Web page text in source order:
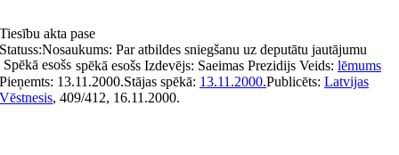
Tiesību akta pase
Nosaukums: Par atbildes sniegšanu uz deputātu jautājumu
Statuss:
Spēkā esošs spēkā esošs Izdevējs: Saeimas Prezidijs Veids: lēmums
Pieņemts: 13.11.2000.Stājas spēkā: 13.11.2000.Publicēts: Latvijas
Vēstnesis, 409/412, 16.11.2000.